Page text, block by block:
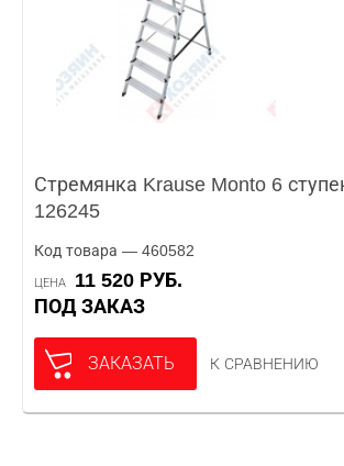
Стремянка Krause Monto 6
126245
Код товара — 460582
ЦЕНА
11 520 РУБ.
ПОД ЗАКАЗ
ЗАКАЗАТЬ К СРАВНЕНИЮ